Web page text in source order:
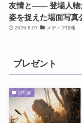
友情と―― 登場人物
姿を捉えた場面写真
2026.8.07 メディア情報
プレゼント
試写会